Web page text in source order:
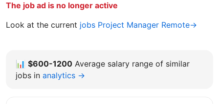
The job ad is no longer active
Look at the current jobs Project Manager Remote→
📊 $600-1200 Average salary range of similar
jobs in analytics →